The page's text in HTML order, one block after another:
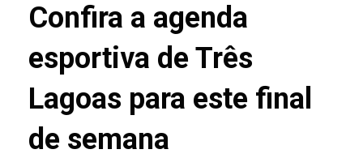
Confira a agenda
esportiva de Três
Lagoas para este final
de semana